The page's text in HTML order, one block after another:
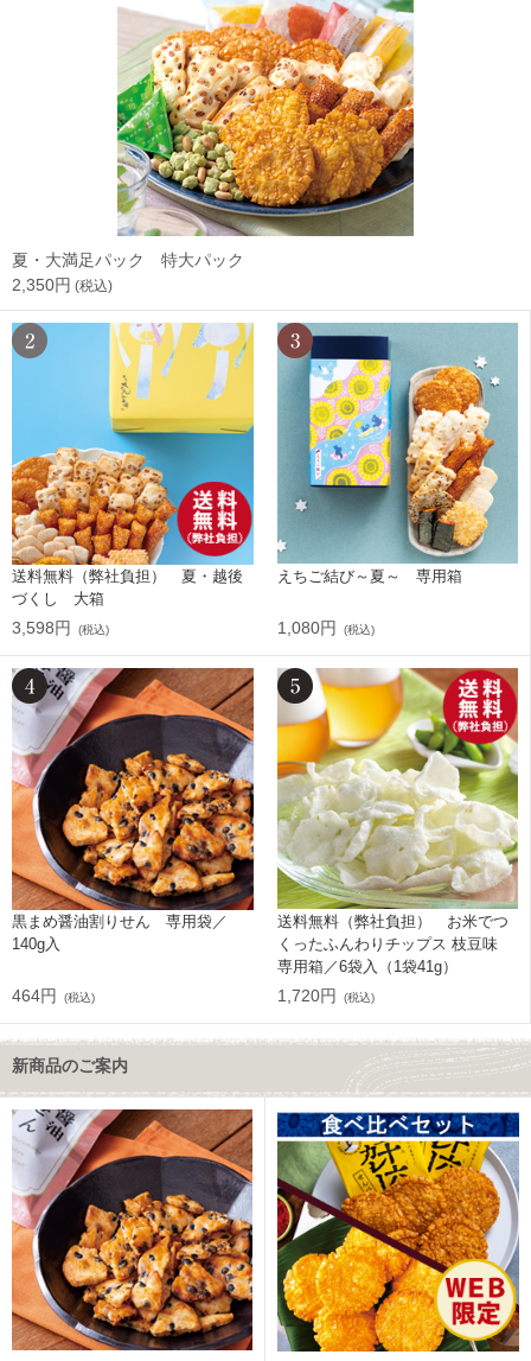
夏・大満足パック 特大パック
2,350円 (税込)
送料無料（弊社負担） 夏・越後
づくし 大箱
3,598円 (税込)
えちご結び～夏～ 専用箱
1,080円 (税込)
黒まめ醤油割りせん 専用袋／
140g入
464円 (税込)
送料無料（弊社負担） お米でつ
くったふんわりチップス 枝豆味
専用箱／6袋入（1袋41g）
1,720円 (税込)
新商品のご案内